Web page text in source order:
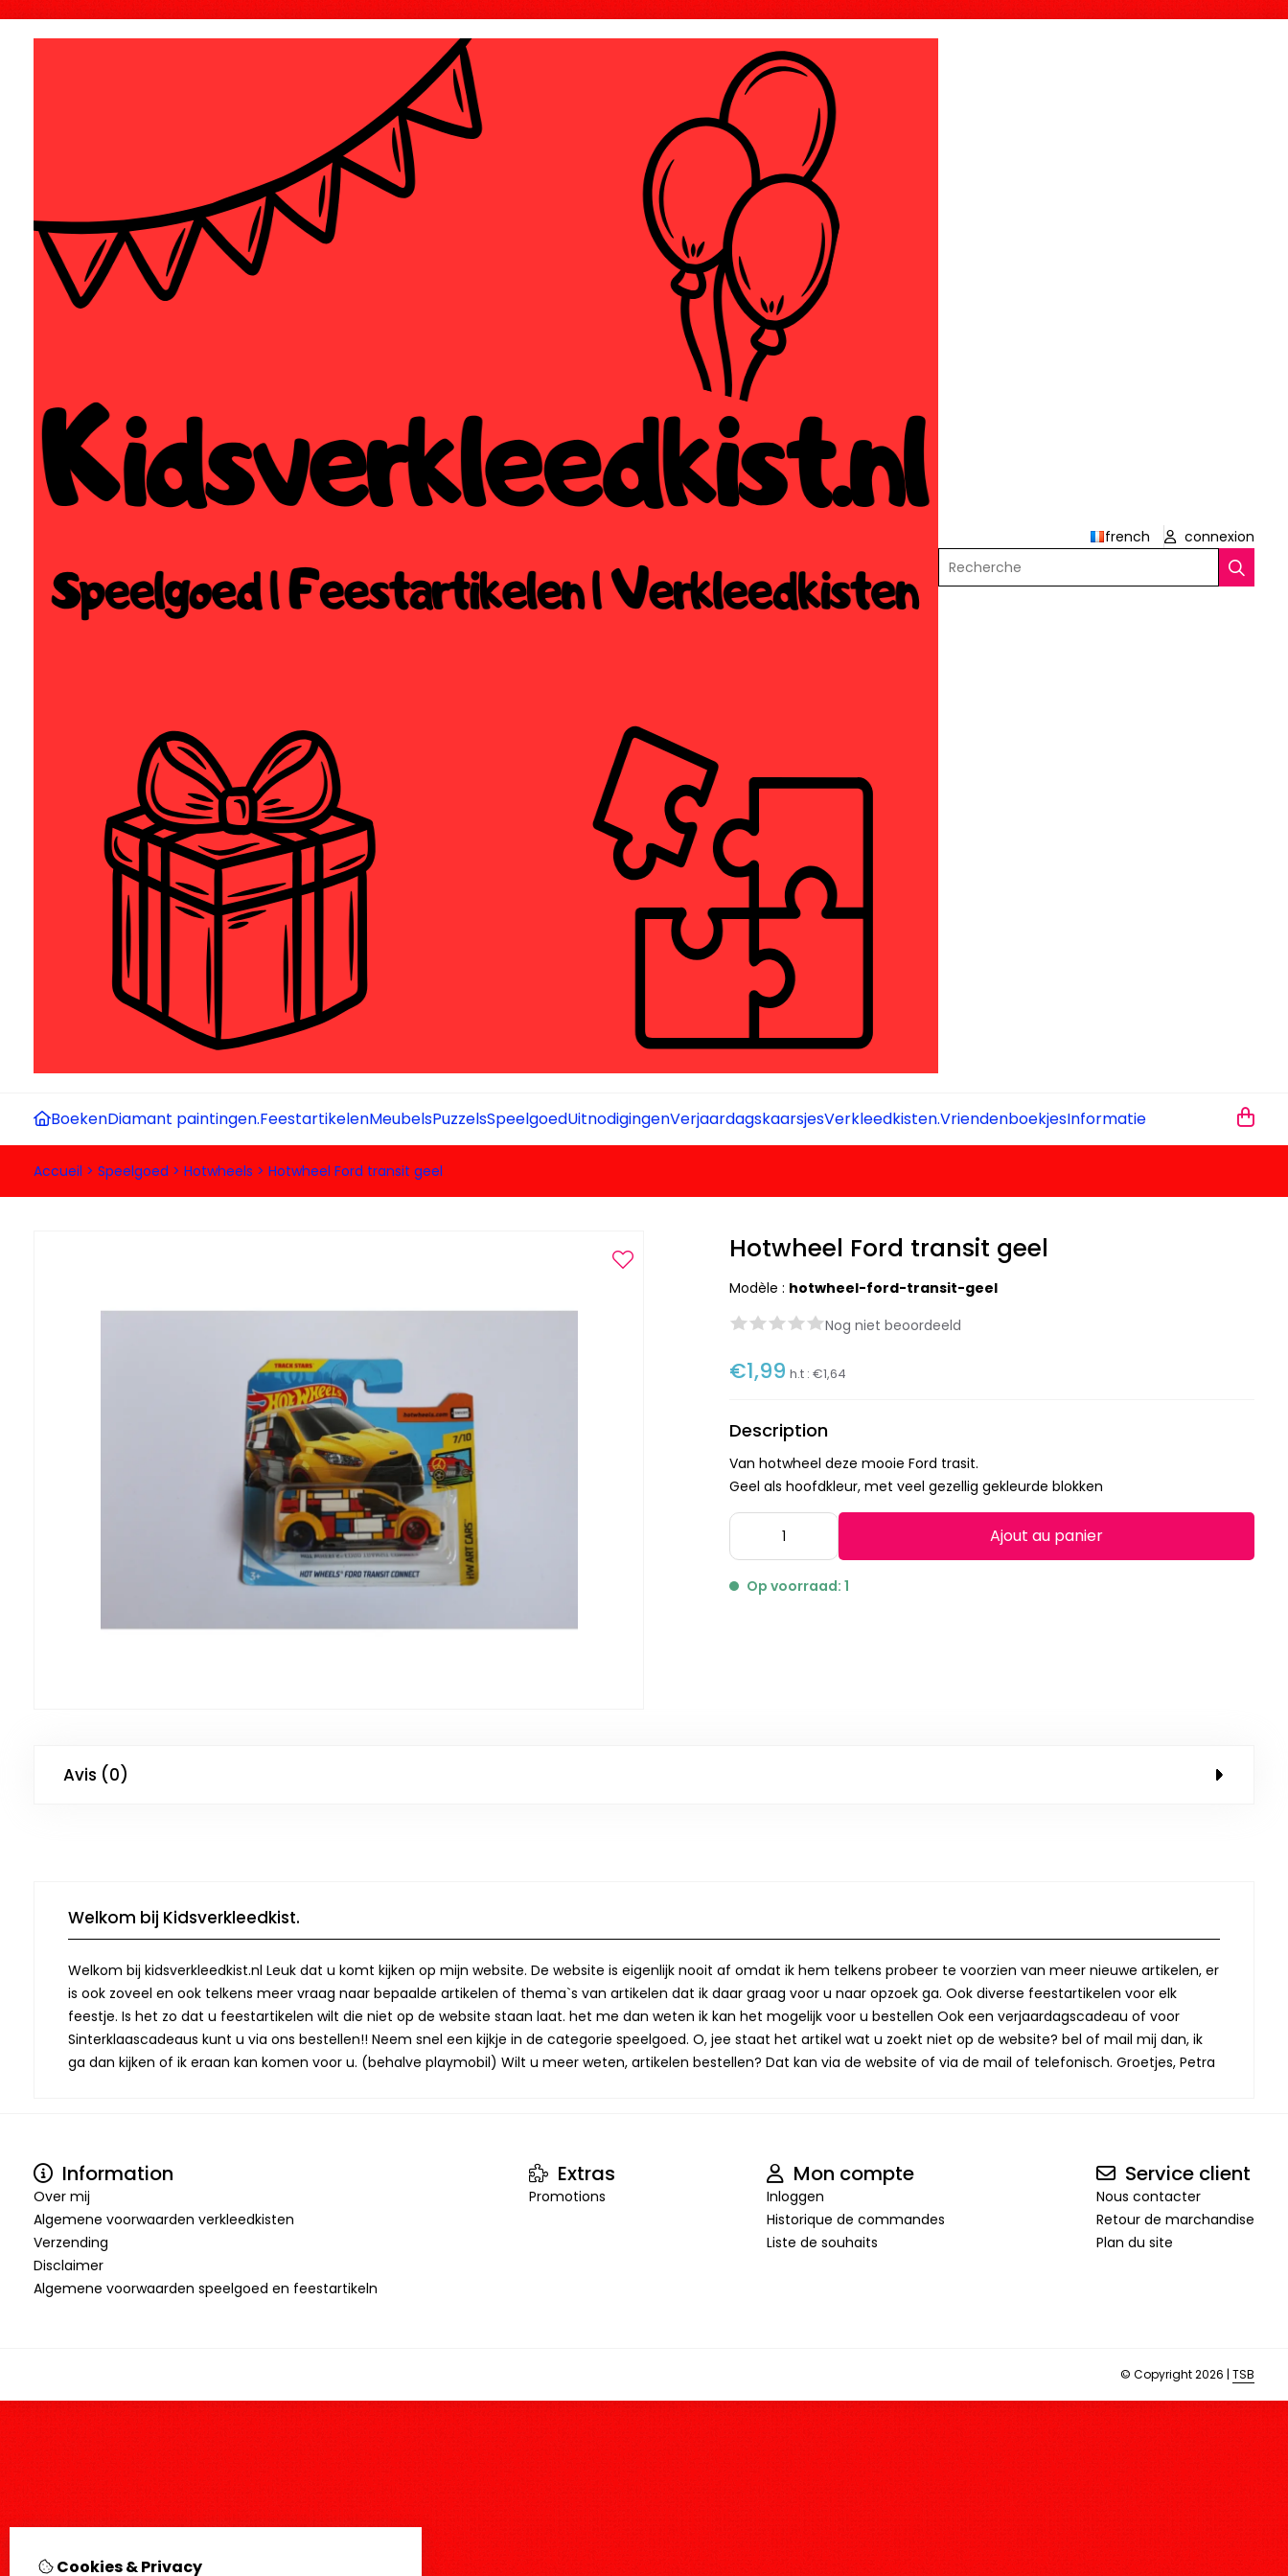
french
connexion
Recherche
BoekenDiamant paintingen.FeestartikelenMeubelsPuzzelsSpeelgoedUitnodigingenVerjaardagskaarsjesVerkleedkisten.VriendenboekjesInformatie
Accueil > Speelgoed > Hotwheels > Hotwheel Ford transit geel
Hotwheel Ford transit geel
Modèle : hotwheel-ford-transit-geel
Nog niet beoordeeld
€1,99 h.t :€1,64
Description
Van hotwheel deze mooie Ford trasit.
Geel als hoofdkleur, met veel gezellig gekleurde blokken
Ajout au panier
Op voorraad: 1
Avis (0)
Welkom bij Kidsverkleedkist.
Welkom bij kidsverkleedkist.nl Leuk dat u komt kijken op mijn website. De website is eigenlijk nooit af omdat ik hem telkens probeer te voorzien van meer nieuwe artikelen, er
is ook zoveel en ook telkens meer vraag naar bepaalde artikelen of thema`s van artikelen dat ik daar graag voor u naar opzoek ga. Ook diverse feestartikelen voor elk
feestje. Is het zo dat u feestartikelen wilt die niet op de website staan laat. het me dan weten ik kan het mogelijk voor u bestellen Ook een verjaardagscadeau of voor
Sinterklaascadeaus kunt u via ons bestellen!! Neem snel een kijkje in de categorie speelgoed. O, jee staat het artikel wat u zoekt niet op de website? bel of mail mij dan, ik
ga dan kijken of ik eraan kan komen voor u. (behalve playmobil) Wilt u meer weten, artikelen bestellen? Dat kan via de website of via de mail of telefonisch. Groetjes, Petra
Information
Over mij
Algemene voorwaarden verkleedkisten
Verzending
Disclaimer
Algemene voorwaarden speelgoed en feestartikeln
Extras
Promotions
Mon compte
Inloggen
Historique de commandes
Liste de souhaits
Service client
Nous contacter
Retour de marchandise
Plan du site
© Copyright 2026 | TSB
Cookies & Privacy